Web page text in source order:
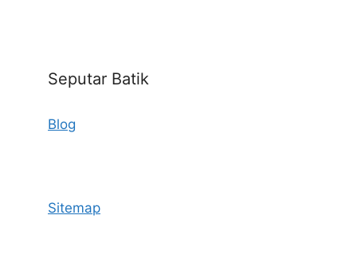
Seputar Batik
Blog
Sitemap